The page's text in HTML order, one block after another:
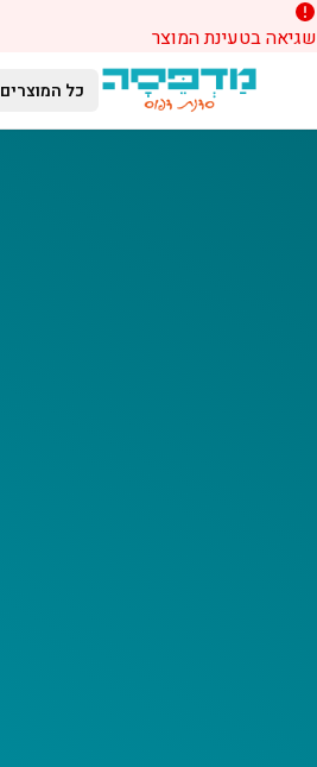
שגיאה בטעינת המוצר
דלג לתוכן הראשי
כל המוצרים